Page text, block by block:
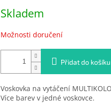
cena:
Skladem
Možnosti doručení
Přidat do košíku
Voskovka na vytáčení
Více barev v jedné voskovce.